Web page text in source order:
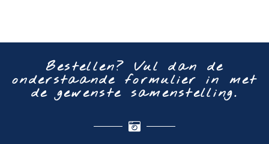
Bestellen? Vul dan de
onderstaande formulier in met
de gewenste samenstelling.